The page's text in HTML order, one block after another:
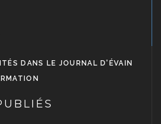
DANS LE JOURNAL D'ÉVAIN